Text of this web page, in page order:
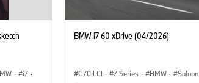
· i7 ·
BMW i7 60 xDrive (04/2026)
G70 LCI · 7 Series · BMW · Saloon